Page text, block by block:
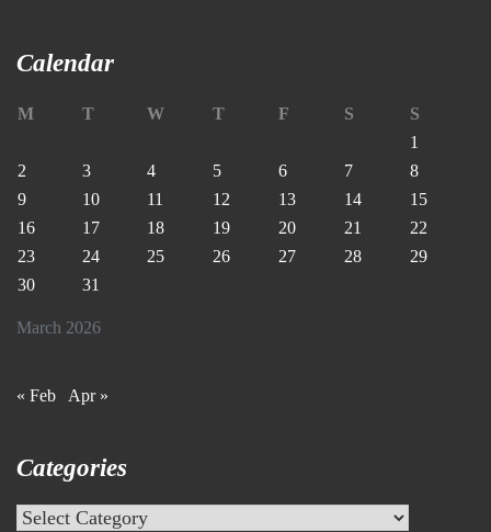
Calendar
March 2026
M T W T F S
S
1
2
3 4 5 6 7
8
9
10 11 12 13 14
15
16
17 18 19 20 21
22
23
24 25 26 27 28
29
30
31
« Feb Apr »
Categories
Categories